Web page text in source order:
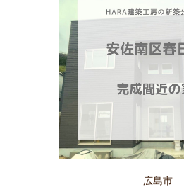
広島市